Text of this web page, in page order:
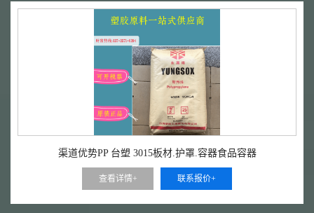
渠道优势PP 台塑 3015板材.护罩.容器食品容器
查看详情+ 联系报价+